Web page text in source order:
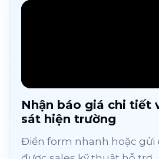
Nhận báo giá chi tiết
sát hiện trường
Điền form nhanh hoặc gửi